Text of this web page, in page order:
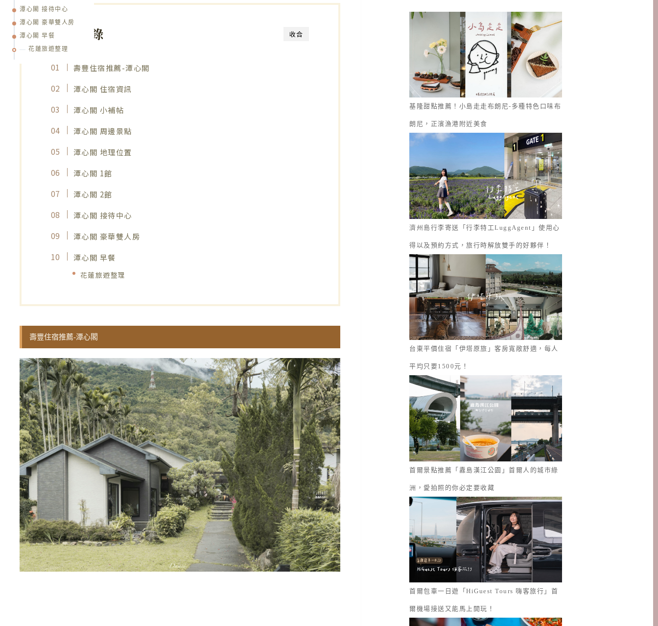
收合
文章目錄
壽豐住宿推薦-潭心閣
潭心閣 住宿資訊
潭心閣 小補帖
潭心閣 周邊景點
潭心閣 地理位置
潭心閣 1館
潭心閣 2館
潭心閣 接待中心
潭心閣 豪華雙人房
潭心閣 早餐
花蓮旅遊整理
壽豐住宿推薦-潭心閣
基隆甜點推薦！小島走走布朗尼-多種特色口味布
朗尼，正濱漁港附近美食
濟州島行李寄送「行李特工LuggAgent」使用心
得以及預約方式，旅行時解放雙手的好夥伴！
台東平價住宿「伊塔原旅」客房寬敞舒適，每人
平均只要1500元！
首爾景點推薦「纛島漢江公園」首爾人的城市綠
洲，愛拍照的你必定要收藏
首爾包車一日遊「HiGuest Tours 嗨客旅行」首
爾機場接送又能馬上開玩！
潭心閣 接待中心
潭心閣 豪華雙人房
潭心閣 早餐
花蓮旅遊整理